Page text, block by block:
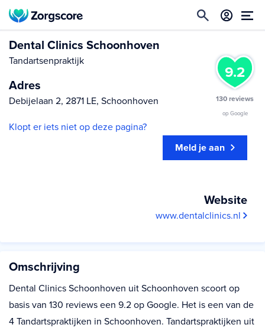
9.2
130 reviews
op Google
Dental Clinics Schoonhoven
Tandartsenpraktijk
Adres
Debijelaan 2, 2871 LE, Schoonhoven
Klopt er iets niet op deze pagina?
Meld je aan
Website
www.dentalclinics.nl
Omschrijving
Dental Clinics Schoonhoven uit Schoonhoven scoort op
basis van 130 reviews een 9.2 op Google. Het is een van de
4 Tandartspraktijken in Schoonhoven. Tandartspraktijken uit